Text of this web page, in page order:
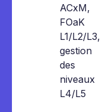
ACxM,
FOaK
L1/L2/L3,
gestion
des
niveaux
L4/L5